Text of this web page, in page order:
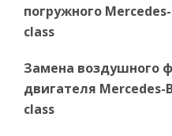
погружного Mercedes-
сlass
Замена воздушного
двигателя Mercedes-
сlass